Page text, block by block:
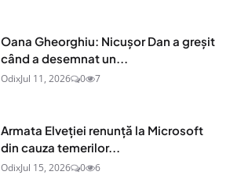
Oana Gheorghiu: Nicușor Dan a greșit
când a desemnat un...
OdixJul 11, 2026 0 7
Armata Elveției renunță la Microsoft
din cauza temerilor...
OdixJul 15, 2026 0 6